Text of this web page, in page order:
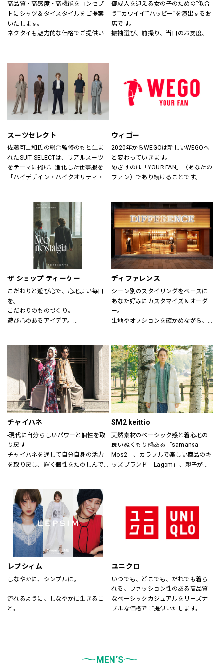
ともに生きよう
高品質・高感度・高機能をコンセプ
トにシャツ＆タイスタイルをご提案
いたします。
ネクタイも魅力的な価格でご提供い
いたします。
スタッフにお気軽にお声かけくださ
い。
御成人を迎える女の子のための”似合
う””カワイイ””ハッピー”を演出するお
店です。
振袖選び、前撮り、当日のお支度、
あなただけのオンリーワンをお手伝
いします。
スーツセレクト
佐藤可士和氏の総合監修のもと生ま
れたSUIT SELECTは、リアルスーツ
をテーマに掲げ、進化した仕事服を
「ハイデザイン・ハイクオリティ・
しいビジネスユースな仕事服として
提案しています。
“選ぶ・着る・楽しむ”をテーマに
「合理的に選ぶ事」「楽しく選ぶ
事」その両者がまったく矛盾しない
事を証明する、スーツの新しい買い
方そのものをデザインしたショップ
です。
ウィゴー
2020年からWEGOは新しいWEGOへ
と変わっていきます。
めざすのは「YOUR FAN」（あなたの
ファン）であり続けることです。
ザ ショップ ティーケー
こだわりと遊び心で、心地よい毎日
を。
こだわりのものづくり。
遊び心のあるアイデア。
THE SHOP TKは、心地よい毎日をデ
ザインします。
ディファレンス
シーン別のスタイリングをベースに
あなた好みにカスタマイズ＆オーダ
ー。
生地やオプションを確かめながら、
チャイハネ
-現代に自分らしいパワーと個性を取
り戻す-
チャイハネを通して自分自身の活力
を取り戻し、輝く個性をたのしんで
フスタイル提案や価値観の共有を計
り、現代生活において、必要な活気
を取り戻す力になりたいと考えてい
ます。
SM2 keittio
天然素材のベーシック感と着心地の
良いぬくもり感ある「samansa
Mos2」、カラフルで楽しい商品のキ
ッズブランド「Lagom」、親子が楽
レプシィム
しなやかに、シンプルに。
流れるように、しなやかに生きるこ
と。
大人女性に似合うスタイルを提案し
ユニクロ
いつでも、どこでも、だれでも着ら
れる、ファッション性のある高品質
なベーシックカジュアルをリーズナ
ブルな価格でご提供いたします。
などをゾーンに分けて配置し、広
MEN’S